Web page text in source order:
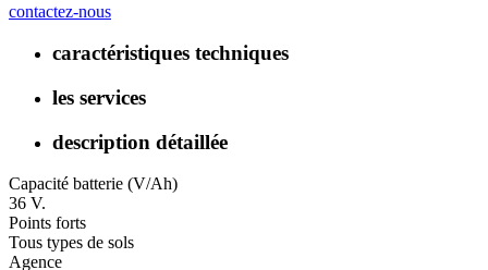
contactez-nous
caractéristiques techniques
les services
description détaillée
Capacité batterie (V/Ah)
36 V.
Points forts
Tous types de sols
Agence